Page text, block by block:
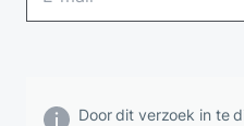
Door dit verzoek in te